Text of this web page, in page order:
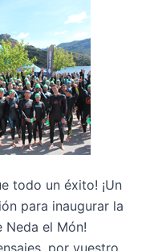
todo un éxito! ¡Un
para inaugurar la
el Món!
por vuestro